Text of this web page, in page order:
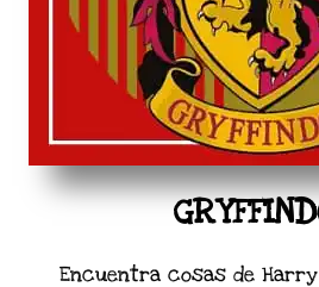
Encuentra cosas de